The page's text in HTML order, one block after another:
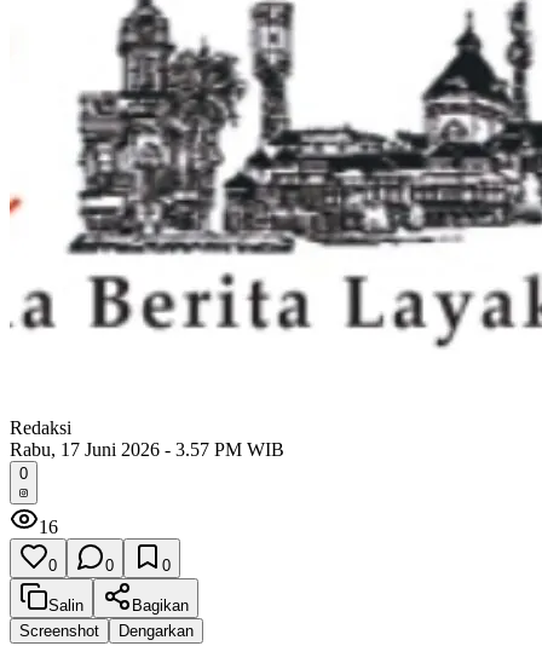
Redaksi
Rabu, 17 Juni 2026 - 3.57 PM WIB
0
16
0 0 0
Salin
Bagikan
Screenshot
Dengarkan